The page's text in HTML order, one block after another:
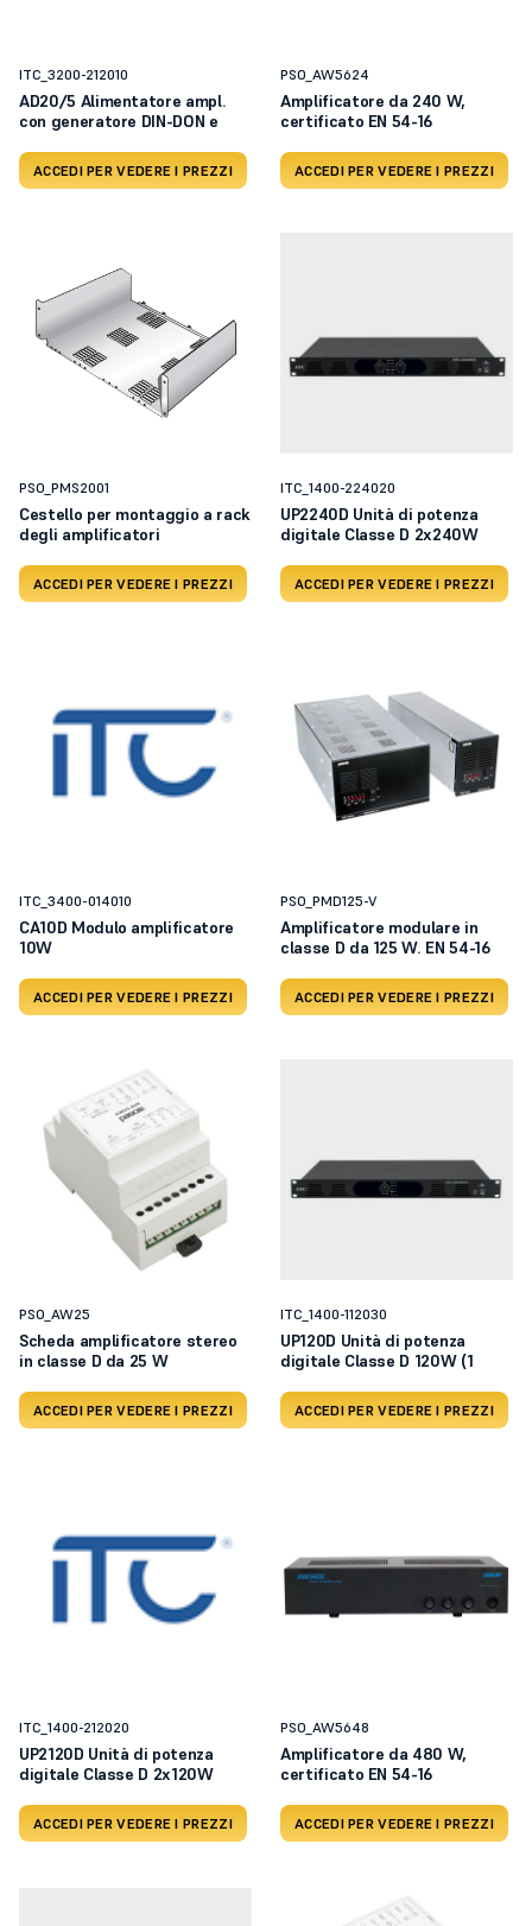
ITC_3200-212010
AD20/5 Alimentatore ampl.
con generatore DIN-DON e
ACCEDI PER VEDERE I PREZZI
PSO_AW5624
Amplificatore da 240 W,
certificato EN 54-16
ACCEDI PER VEDERE I PREZZI
PSO_PMS2001
Cestello per montaggio a rack
degli amplificatori
ACCEDI PER VEDERE I PREZZI
ITC_1400-224020
UP2240D Unità di potenza
digitale Classe D 2x240W
ACCEDI PER VEDERE I PREZZI
ITC_3400-014010
CA10D Modulo amplificatore
10W
ACCEDI PER VEDERE I PREZZI
PSO_PMD125-V
Amplificatore modulare in
classe D da 125 W. EN 54-16
ACCEDI PER VEDERE I PREZZI
PSO_AW25
Scheda amplificatore stereo
in classe D da 25 W
ACCEDI PER VEDERE I PREZZI
ITC_1400-112030
UP120D Unità di potenza
digitale Classe D 120W (1
ACCEDI PER VEDERE I PREZZI
ITC_1400-212020
UP2120D Unità di potenza
digitale Classe D 2x120W
ACCEDI PER VEDERE I PREZZI
PSO_AW5648
Amplificatore da 480 W,
certificato EN 54-16
ACCEDI PER VEDERE I PREZZI